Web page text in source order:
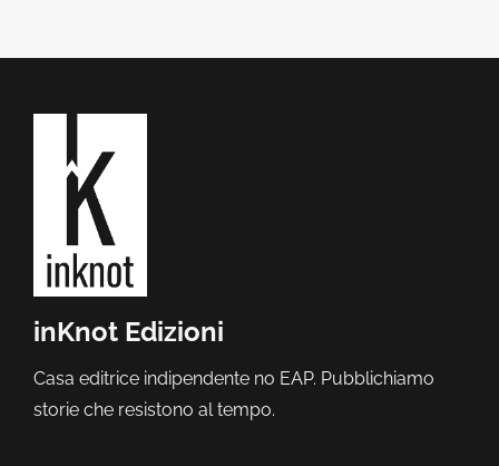
inKnot Edizioni
Casa editrice indipendente no EAP. Pubblichiamo
storie che resistono al tempo.